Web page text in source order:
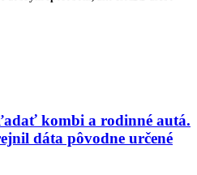
kombi a rodinné autá.
dáta pôvodne určené